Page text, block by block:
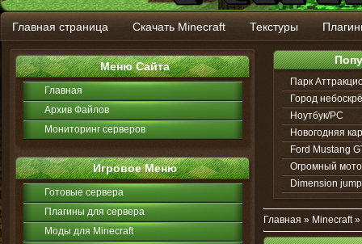
Главная страница Скачать Minecraft Текстуры
Меню Сайта
Главная
Архив Файлов
Мониторинг серверов
Игровое Меню
Готовые сервера
Плагины для сервера
Моды для Minecraft
Парк
Город
Ноутбук/PC
Новогодняя
Ford Mustang
Огромный
Dimension
Главная » Minecraft»